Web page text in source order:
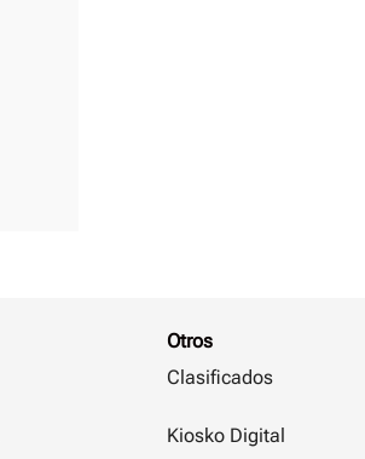
Otros
Clasificados
Kiosko Digital